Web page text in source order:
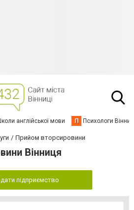
англійської мови П Психологи
Прийом вторсировини
Вінниця
підприємство